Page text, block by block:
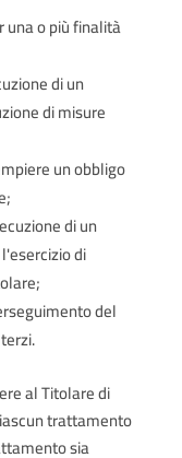
una o più finalità
di un
di misure
un obbligo
di un
di
del
al Titolare di
trattamento
sia